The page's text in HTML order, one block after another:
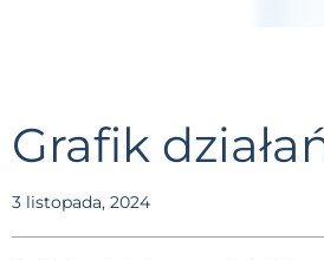
Grafik
3 listopada, 2024